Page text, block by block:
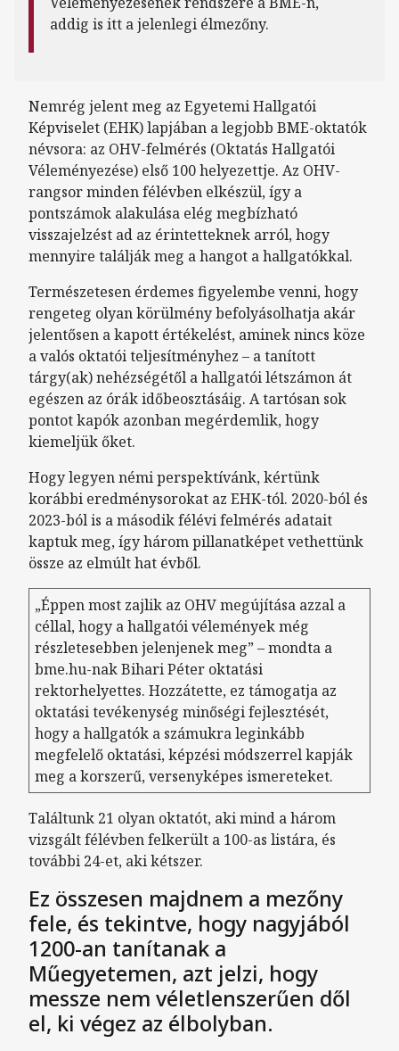
addig is itt a jelenlegi élmezőny.
Nemrég jelent meg az Egyetemi Hallgatói
Képviselet (EHK) lapjában a legjobb BME-oktatók
névsora: az OHV-felmérés (Oktatás Hallgatói
Véleményezése) első 100 helyezettje. Az OHV-
rangsor minden félévben elkészül, így a
pontszámok alakulása elég megbízható
visszajelzést ad az érintetteknek arról, hogy
mennyire találják meg a hangot a hallgatókkal.
Természetesen érdemes figyelembe venni, hogy
rengeteg olyan körülmény befolyásolhatja akár
jelentősen a kapott értékelést, aminek nincs köze
a valós oktatói teljesítményhez – a tanított
tárgy(ak) nehézségétől a hallgatói létszámon át
egészen az órák időbeosztásáig. A tartósan sok
pontot kapók azonban megérdemlik, hogy
kiemeljük őket.
Hogy legyen némi perspektívánk, kértünk
korábbi eredménysorokat az EHK-tól. 2020-ból és
2023-ból is a második félévi felmérés adatait
kaptuk meg, így három pillanatképet vethettünk
össze az elmúlt hat évből.
„Éppen most zajlik az OHV megújítása azzal a
céllal, hogy a hallgatói vélemények még
részletesebben jelenjenek meg” – mondta a
bme.hu-nak Bihari Péter oktatási
rektorhelyettes. Hozzátette, ez támogatja az
oktatási tevékenység minőségi fejlesztését,
hogy a hallgatók a számukra leginkább
megfelelő oktatási, képzési módszerrel kapják
meg a korszerű, versenyképes ismereteket.
Találtunk 21 olyan oktatót, aki mind a három
vizsgált félévben felkerült a 100-as listára, és
további 24-et, aki kétszer.
Ez összesen majdnem a mezőny
fele, és tekintve, hogy nagyjából
1200-an tanítanak a
Műegyetemen, azt jelzi, hogy
messze nem véletlenszerűen dől
el, ki végez az élbolyban.